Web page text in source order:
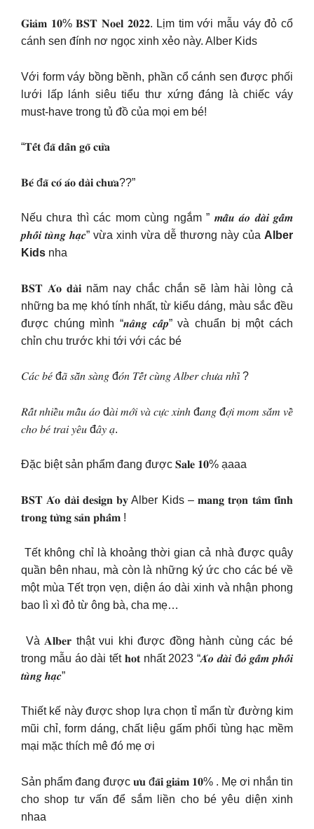
𝐆𝐢𝐚̉𝐦 𝟏𝟎% 𝐁𝐒𝐓 𝐍𝐨𝐞𝐥 𝟐𝟎𝟐𝟐. Lịm tim với mẫu váy đỏ cổ
cánh sen đính nơ ngọc xinh xẻo này. Alber Kids
Với form váy bồng bềnh, phần cổ cánh sen được phối
lưới lấp lánh siêu tiểu thư xứng đáng là chiếc váy
must-have trong tủ đồ của mọi em bé!
“𝐓𝐞̂́𝐭 đ𝐚̃ 𝐝𝐚̂̀𝐧 𝐠𝐨̃ 𝐜𝐮̛̉𝐚
𝐁𝐞́ đ𝐚̃ 𝐜𝐨́ 𝐚́𝐨 𝐝𝐚̀𝐢 𝐜𝐡𝐮̛𝐚??”
Nếu chưa thì các mom cùng ngắm ” 𝒎𝒂̂̃𝒖 𝒂́𝒐 𝒅𝒂̀𝒊 𝒈𝒂̂́𝒎
𝒑𝒉𝒐̂́𝒊 𝒕𝒖̀𝒏𝒈 𝒉𝒂̣𝒄” vừa xinh vừa dễ thương này của Alber
Kids nha
𝐁𝐒𝐓 𝐀́𝐨 𝐝𝐚̀𝐢 năm nay chắc chắn sẽ làm hài lòng cả
những ba mẹ khó tính nhất, từ kiểu dáng, màu sắc đều
được chúng mình “𝒏𝒂̂𝒏𝒈 𝒄𝒂̂́𝒑” và chuẩn bị một cách
chỉn chu trước khi tới với các bé
𝐶𝑎́𝑐 𝑏𝑒́ đ𝑎̃ 𝑠𝑎̆̃𝑛 𝑠𝑎̀𝑛𝑔 đ𝑜́𝑛 𝑇𝑒̂́𝑡 𝑐𝑢̀𝑛𝑔 𝐴𝑙𝑏𝑒𝑟 𝑐ℎ𝑢̛𝑎 𝑛ℎ𝑖̉ ?
𝑅𝑎̂́𝑡 𝑛ℎ𝑖𝑒̂̀𝑢 𝑚𝑎̂̃𝑢 𝑎́𝑜 d𝑎̀𝑖 𝑚𝑜̛́𝑖 𝑣𝑎̀ 𝑐𝑢̛̣𝑐 𝑥𝑖𝑛ℎ đ𝑎𝑛𝑔 đ𝑜̛̣𝑖 𝑚𝑜𝑚 𝑠𝑎̆́𝑚 𝑣𝑒̂̀
𝑐ℎ𝑜 𝑏𝑒́ 𝑡𝑟𝑎𝑖 𝑦𝑒̂𝑢 đ𝑎̂𝑦 𝑎̣.
Đặc biệt sản phẩm đang được 𝐒𝐚𝐥𝐞 𝟏𝟎% ạaaa
𝐁𝐒𝐓 𝐀́𝐨 𝐝𝐚̀𝐢 𝐝𝐞𝐬𝐢𝐠𝐧 𝐛𝐲 Alber Kids – 𝐦𝐚𝐧𝐠 𝐭𝐫𝐨̣𝐧 𝐭𝐚̂𝐦 𝐭𝐢̀𝐧𝐡
𝐭𝐫𝐨𝐧𝐠 𝐭𝐮̛̀𝐧𝐠 𝐬𝐚̉𝐧 𝐩𝐡𝐚̂̉𝐦 !
️ Tết không chỉ là khoảng thời gian cả nhà được quây
quần bên nhau, mà còn là những ký ức cho các bé về
một mùa Tết trọn vẹn, diện áo dài xinh và nhận phong
bao lì xì đỏ từ ông bà, cha mẹ…
️ Và 𝐀𝐥𝐛𝐞𝐫 thật vui khi được đồng hành cùng các bé
trong mẫu áo dài tết 𝐡𝐨𝐭 nhất 2023 “𝑨́𝒐 𝒅𝒂̀𝒊 đ𝒐̉ 𝒈𝒂̂́𝒎 𝒑𝒉𝒐̂́𝒊
𝒕𝒖̀𝒏𝒈 𝒉𝒂̣𝒄”
Thiết kế này được shop lựa chọn tỉ mẩn từ đường kim
mũi chỉ, form dáng, chất liệu gấm phối tùng hạc mềm
mại mặc thích mê đó mẹ ơi
Sản phẩm đang được 𝐮̛𝐮 đ𝐚̃𝐢 𝐠𝐢𝐚̉𝐦 𝟏𝟎% . Mẹ ơi nhắn tin
cho shop tư vấn để sắm liền cho bé yêu diện xinh
nhaa